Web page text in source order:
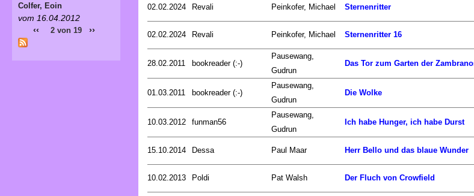
02.02.2024 Revali Peinkofer, Michael Sternenritter
02.02.2024 Revali Peinkofer, Michael Sternenritter 16
28.02.2011 bookreader (:-)
Pausewang,
Gudrun
Das Tor zum Garten der
01.03.2011 bookreader (:-)
Pausewang,
Gudrun
Die Wolke
10.03.2012 funman56
Pausewang,
Gudrun
Ich habe Hunger, ich habe Durst
15.10.2014 Dessa Paul Maar Herr Bello und das blaue Wunder
10.02.2013 Poldi Pat Walsh Der Fluch von Crowfield
Colfer, Eoin
vom 16.04.2012
‹‹ 2 von 19 ››